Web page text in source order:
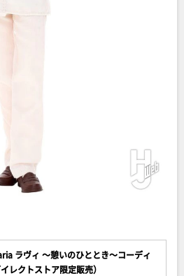
ラヴィ ～憩いのひととき～コーディ
レクトストア限定販売）